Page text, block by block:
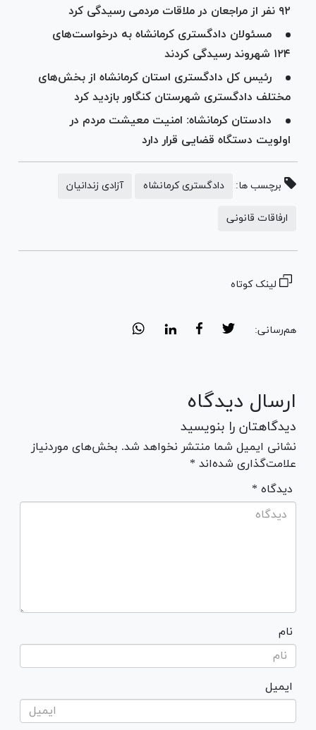
۹۲ نفر از مراجعان در ملاقات مردمی رسیدگی کرد
مسئولان دادگستری کرمانشاه به درخواست‌های
۱۲۴ شهروند رسیدگی کردند
رئیس کل دادگستری استان کرمانشاه از بخش‌های
مختلف دادگستری شهرستان کنگاور بازدید کرد
دادستان کرمانشاه: امنیت معیشت مردم در
اولویت دستگاه قضایی قرار دارد
برچسب ها: دادگستری کرمانشاه آزادی زندانیان
ارفاقات قانونی
لینک کوتاه
هم‌رسانی:
ارسال دیدگاه
دیدگاهتان را بنویسید
نشانی ایمیل شما منتشر نخواهد شد. بخش‌های موردنیاز
علامت‌گذاری شده‌اند *
* دیدگاه
نام
ایمیل